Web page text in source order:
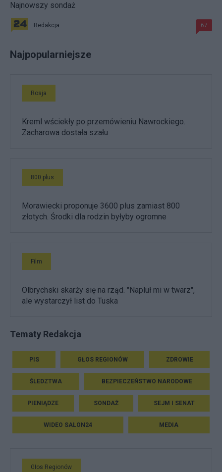
Najnowszy sondaż
Redakcja 67
Najpopularniejsze
Rosja
Kreml wściekły po przemówieniu Nawrockiego.
Zacharowa dostała szału
800 plus
Morawiecki proponuje 3600 plus zamiast 800
złotych. Środki dla rodzin byłyby ogromne
Film
Olbrychski skarży się na rząd. "Napluł mi w twarz",
ale wystarczył list do Tuska
Tematy Redakcja
PIS GŁOS REGIONÓW ZDROWIE
ŚLEDZTWA BEZPIECZEŃSTWO NARODOWE
PIENIĄDZE SONDAŻ SEJM I SENAT
WIDEO SALON24 MEDIA
Głos Regionów